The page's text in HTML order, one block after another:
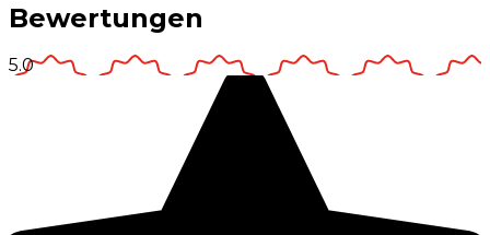
Bewertungen
5.0